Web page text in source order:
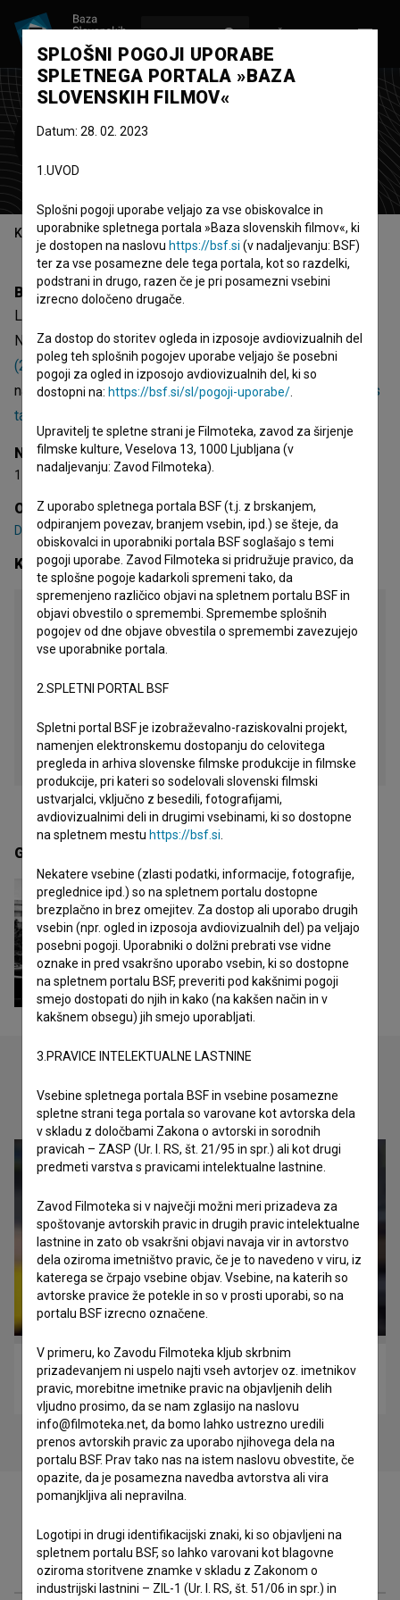
Lukas Miheljak
Kazalo
Biografija
Lukas Miheljak je montažer in skrbnik materiala.
Najodmevnejši projekti, pri katerih je sodeloval, soSestre
(2021),Fantasy (2025)inK.A.O.S. (2016). Prejel je 1
nagrado. Trenutno sodeluje pri projektuVse, kar je narobe s
tabo (2026)
Nagrade
1 nagrada
Organizacije
DPPU - Društvo postprodukcijskih ustvarjalcev
Kontaktni podatki
Lukas Miheljak
telefon
e-pošta
spletna stran
https://lukasmiheljak.com
Galerija
Oglejte si
Govorilne ure (2018)
komedija
Filmografija (64)
SPLOŠNI POGOJI UPORABE
SPLETNEGA PORTALA »BAZA
SLOVENSKIH FILMOV«
Datum: 28. 02. 2023
1.UVOD
Splošni pogoji uporabe veljajo za vse obiskovalce in
uporabnike spletnega portala »Baza slovenskih filmov«, ki
je dostopen na naslovu https://bsf.si (v nadaljevanju: BSF)
ter za vse posamezne dele tega portala, kot so razdelki,
podstrani in drugo, razen če je pri posamezni vsebini
izrecno določeno drugače.
Za dostop do storitev ogleda in izposoje avdiovizualnih del
poleg teh splošnih pogojev uporabe veljajo še posebni
pogoji za ogled in izposojo avdiovizualnih del, ki so
dostopni na: https://bsf.si/sl/pogoji-uporabe/
Upravitelj te spletne strani je Filmoteka, zavod za širjenje
filmske kulture, Veselova 13, 1000 Ljubljana (v
nadaljevanju: Zavod Filmoteka).
Z uporabo spletnega portala BSF (t.j. z brskanjem,
odpiranjem povezav, branjem vsebin, ipd.) se šteje, da
obiskovalci in uporabniki portala BSF soglašajo s temi
pogoji uporabe. Zavod Filmoteka si pridružuje pravico, da
te splošne pogoje kadarkoli spremeni tako, da
spremenjeno različico objavi na spletnem portalu BSF in
objavi obvestilo o spremembi. Spremembe splošnih
pogojev od dne objave obvestila o spremembi zavezujejo
vse uporabnike portala.
2.SPLETNI PORTAL BSF
Spletni portal BSF je izobraževalno-raziskovalni projekt,
namenjen elektronskemu dostopanju do celovitega
pregleda in arhiva slovenske filmske produkcije in filmske
produkcije, pri kateri so sodelovali slovenski filmski
ustvarjalci, vključno z besedili, fotografijami,
avdiovizualnimi deli in drugimi vsebinami, ki so dostopne
na spletnem mestu https://bsf.si
Nekatere vsebine (zlasti podatki, informacije, fotografije,
preglednice ipd.) so na spletnem portalu dostopne
brezplačno in brez omejitev. Za dostop ali uporabo drugih
vsebin (npr. ogled in izposoja avdiovizualnih del) pa veljajo
posebni pogoji. Uporabniki o dolžni prebrati vse vidne
oznake in pred vsakršno uporabo vsebin, ki so dostopne
na spletnem portalu BSF, preveriti pod kakšnimi pogoji
smejo dostopati do njih in kako (na kakšen način in v
kakšnem obsegu) jih smejo uporabljati.
3.PRAVICE INTELEKTUALNE LASTNINE
Vsebine spletnega portala BSF in vsebine posamezne
spletne strani tega portala so varovane kot avtorska dela
v skladu z določbami Zakona o avtorski in sorodnih
pravicah – ZASP (Ur. l. RS, št. 21/95 in spr.) ali kot drugi
predmeti varstva s pravicami intelektualne lastnine.
Zavod Filmoteka si v največji možni meri prizadeva za
spoštovanje avtorskih pravic in drugih pravic intelektualne
lastnine in zato ob vsakršni objavi navaja vir in avtorstvo
dela oziroma imetništvo pravic, če je to navedeno v viru, iz
katerega se črpajo vsebine objav. Vsebine, na katerih so
avtorske pravice že potekle in so v prosti uporabi, so na
portalu BSF izrecno označene.
V primeru, ko Zavodu Filmoteka kljub skrbnim
prizadevanjem ni uspelo najti vseh avtorjev oz. imetnikov
pravic, morebitne imetnike pravic na objavljenih delih
vljudno prosimo, da se nam zglasijo na naslovu
info@filmoteka.net, da bomo lahko ustrezno uredili
prenos avtorskih pravic za uporabo njihovega dela na
portalu BSF. Prav tako nas na istem naslovu obvestite, če
opazite, da je posamezna navedba avtorstva ali vira
pomanjkljiva ali nepravilna.
Logotipi in drugi identifikacijski znaki, ki so objavljeni na
spletnem portalu BSF, so lahko varovani kot blagovne
oziroma storitvene znamke v skladu z Zakonom o
industrijski lastnini – ZIL-1 (Ur. l. RS, št. 51/06 in spr.) in